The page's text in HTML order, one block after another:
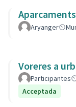
Aryanger
Voreres a
Participantes
Acceptada